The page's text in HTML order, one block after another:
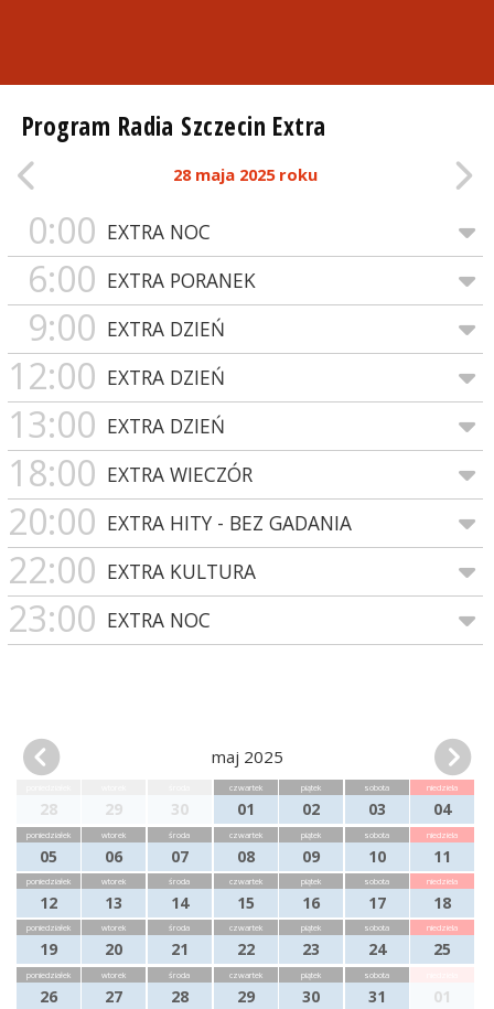
Program Radia Szczecin Extra
28 maja 2025 roku
0:00 EXTRA NOC
6:00 EXTRA PORANEK
9:00 EXTRA DZIEŃ
12:00 EXTRA DZIEŃ
13:00 EXTRA DZIEŃ
18:00 EXTRA WIECZÓR
20:00 EXTRA HITY - BEZ GADANIA
22:00 EXTRA KULTURA
23:00 EXTRA NOC
maj 2025
28 29 30
czwartek
01
piątek
02
sobota
03
niedziela
04
poniedziałek
05
wtorek
06
środa
07
czwartek
08
piątek
09
sobota
10
niedziela
11
poniedziałek
12
wtorek
13
środa
14
czwartek
15
piątek
16
sobota
17
niedziela
18
poniedziałek
19
wtorek
20
środa
21
czwartek
22
piątek
23
sobota
24
niedziela
25
poniedziałek
26
wtorek
27
środa
28
czwartek
29
piątek
30
sobota
31 01